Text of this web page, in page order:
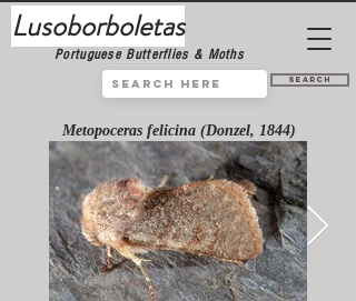
Lusoborboletas
Portuguese Butterflies & Moths
Search
Metopoceras felicina (Donzel, 1844)